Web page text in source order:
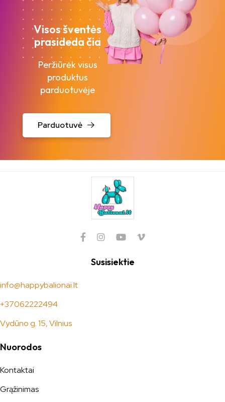
Visos šventės
prasideda čia
Peržiūrėk visus
produktus
parduotuvėje
Parduotuvė
Susisiektie
info@happybalionai.lt
+37062222494
Vydūno g. 15, Vilnius
Nuorodos
Kontaktai
Grąžinimas